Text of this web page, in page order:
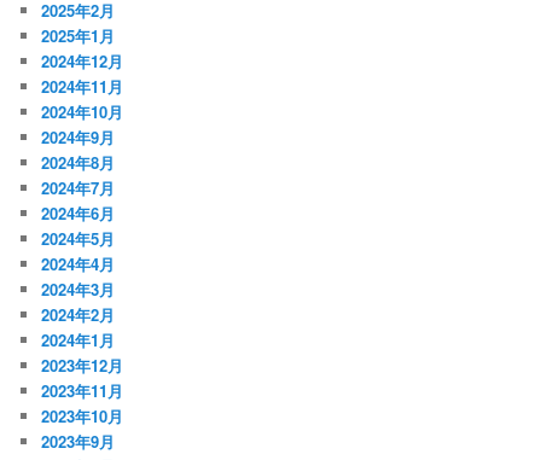
2025年2月
2025年1月
2024年12月
2024年11月
2024年10月
2024年9月
2024年8月
2024年7月
2024年6月
2024年5月
2024年4月
2024年3月
2024年2月
2024年1月
2023年12月
2023年11月
2023年10月
2023年9月